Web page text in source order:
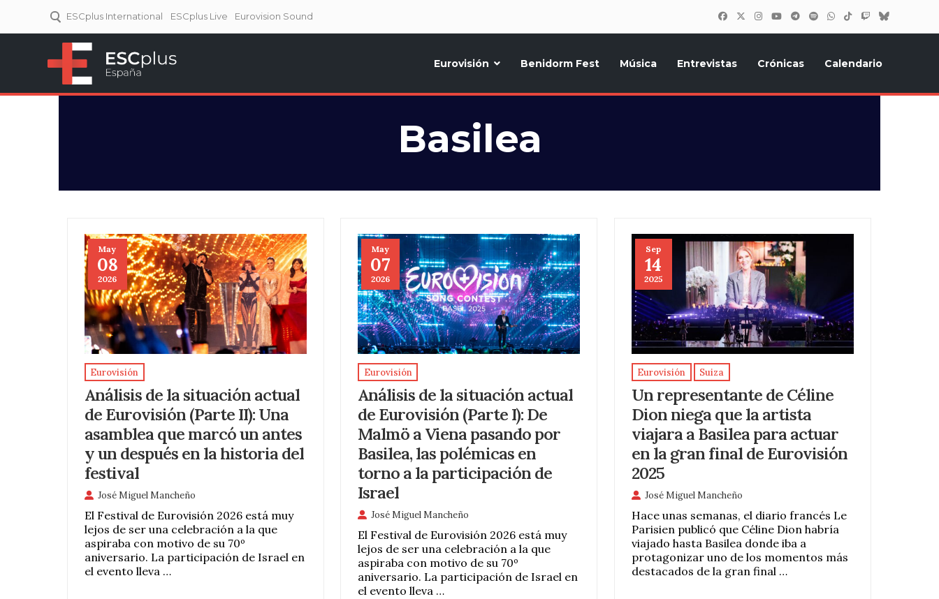
ESCplus International ESCplus Live Eurovision Sound
Eurovisión Benidorm Fest Música Entrevistas Crónicas Calendario
Basilea
May
08
2026
Eurovisión
Análisis de la situación actual
de Eurovisión (Parte II): Una
asamblea que marcó un antes
y un después en la historia del
festival
José Miguel Mancheño
El Festival de Eurovisión 2026 está muy
lejos de ser una celebración a la que
aspiraba con motivo de su 70º
aniversario. La participación de Israel en
el evento lleva …
May
07
2026
Eurovisión
Análisis de la situación actual
de Eurovisión (Parte I): De
Malmö a Viena pasando por
Basilea, las polémicas en
torno a la participación de
Israel
José Miguel Mancheño
El Festival de Eurovisión 2026 está muy
lejos de ser una celebración a la que
aspiraba con motivo de su 70º
aniversario. La participación de Israel en
el evento lleva …
Sep
14
2025
Eurovisión Suiza
Un representante de Céline
Dion niega que la artista
viajara a Basilea para actuar
en la gran final de Eurovisión
2025
José Miguel Mancheño
Hace unas semanas, el diario francés Le
Parisien publicó que Céline Dion habría
viajado hasta Basilea donde iba a
protagonizar uno de los momentos más
destacados de la gran final …